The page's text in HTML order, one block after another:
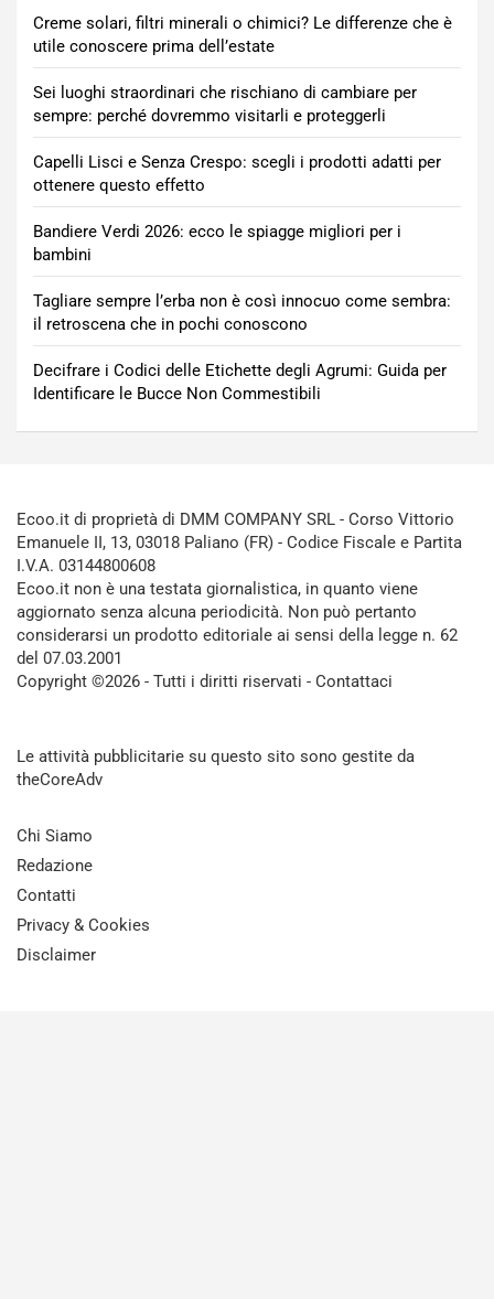
Creme solari, filtri minerali o chimici? Le differenze che è
utile conoscere prima dell’estate
Sei luoghi straordinari che rischiano di cambiare per
sempre: perché dovremmo visitarli e proteggerli
Capelli Lisci e Senza Crespo: scegli i prodotti adatti per
ottenere questo effetto
Bandiere Verdi 2026: ecco le spiagge migliori per i
bambini
Tagliare sempre l’erba non è così innocuo come sembra:
il retroscena che in pochi conoscono
Decifrare i Codici delle Etichette degli Agrumi: Guida per
Identificare le Bucce Non Commestibili
Ecoo.it di proprietà di DMM COMPANY SRL - Corso Vittorio
Emanuele II, 13, 03018 Paliano (FR) - Codice Fiscale e Partita
I.V.A. 03144800608
Ecoo.it non è una testata giornalistica, in quanto viene
aggiornato senza alcuna periodicità. Non può pertanto
considerarsi un prodotto editoriale ai sensi della legge n. 62
del 07.03.2001
Copyright ©2026 - Tutti i diritti riservati - Contattaci
Le attività pubblicitarie su questo sito sono gestite da
theCoreAdv
Chi Siamo
Redazione
Contatti
Privacy & Cookies
Disclaimer